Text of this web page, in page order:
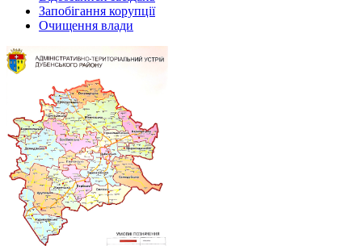
Запобігання корупції
Очищення влади